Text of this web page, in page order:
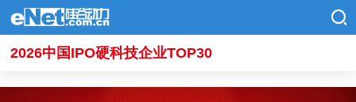
2026中国IPO硬科技企业TOP30